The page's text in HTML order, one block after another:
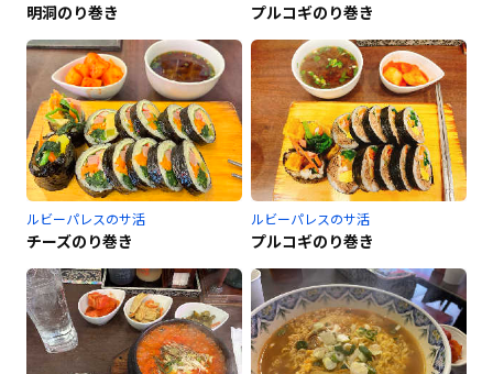
明洞のり巻き プルコギのり巻き
ルビーパレスのサ活
チーズのり巻き
ルビーパレスのサ活
プルコギのり巻き